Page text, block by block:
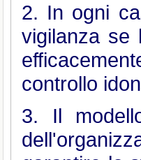
2. In ogni
vigilanza se
controllo
3. Il